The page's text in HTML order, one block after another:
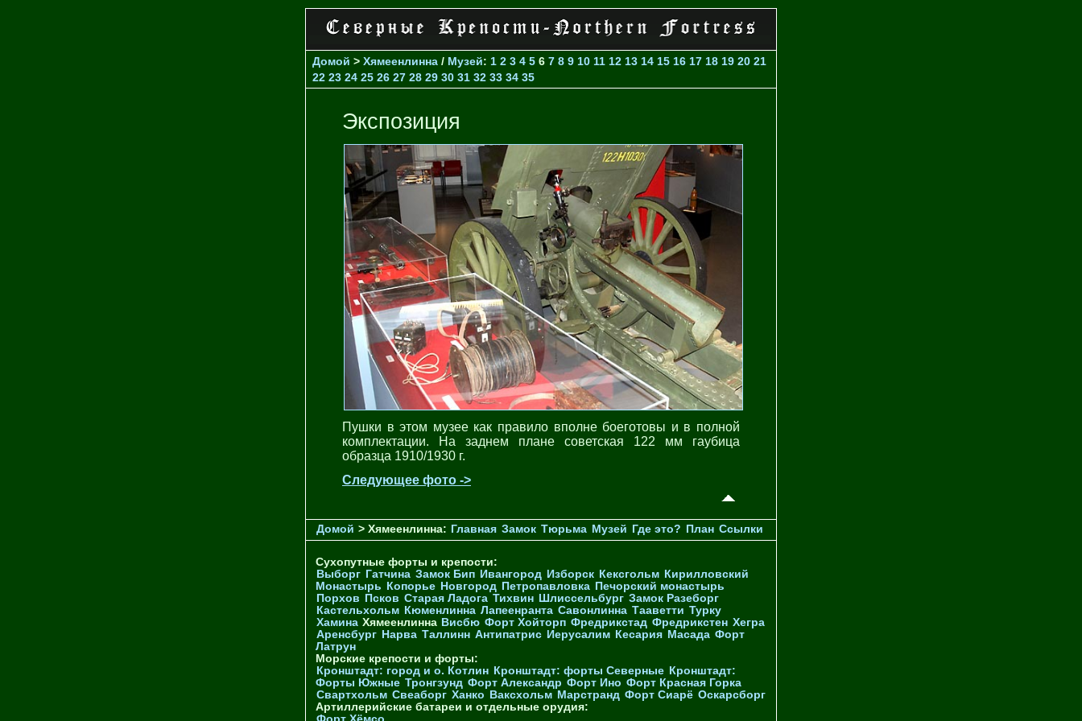
Домой > Хямеенлинна / Музей: 1 2 3 4 5 6 7 8 9 10 11 12 13 14 15 16 17 18 19 20 21
22 23 24 25 26 27 28 29 30 31 32 33 34 35
Экспозиция
Пушки в этом музее как правило вполне боеготовы и в полной
комплектации. На заднем плане советская 122 мм гаубица
образца 1910/1930 г.
Следующее фото ->
Домой > Хямеенлинна: Главная Замок Тюрьма Музей Где это? План Ссылки
Сухопутные форты и крепости:
Выборг Гатчина Замок Бип Ивангород Изборск Кексгольм Кирилловский
Монастырь Копорье Новгород Петропавловка Печорcкий монастырь
Порхов Псков Старая Ладога Тихвин Шлиссельбург Замок Разеборг
Кастельхольм Кюменлинна Лапеенранта Савонлинна Тааветти Турку
Хамина Хямеенлинна Висбю Форт Хойторп Фредрикстад Фредрикстен Хегра
Аренсбург Нарва Таллинн Антипатрис Иерусалим Кесария Масада Форт
Латрун
Морские крепости и форты:
Кронштадт: город и о. Котлин Кронштадт: форты Северные Кронштадт:
Форты Южные Тронгзунд Форт Александр Форт Ино Форт Красная Горка
Свартхольм Свеаборг Ханко Ваксхольм Марстранд Форт Сиарё Оскарсборг
Артиллерийские батареи и отдельные орудия: